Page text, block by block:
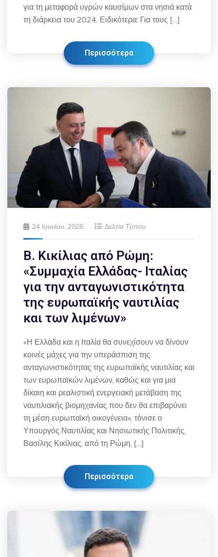
για τη μεταφορά υγρών καυσίμων στα νησιά κατά
τη διάρκεια του 2024. Ειδικότερα: Για τους […]
Περισσότερα
24 Ιουνίου, 2026 Δελτία Τύπου
Β. Κικίλιας από Ρώμη:
«Συμμαχία Ελλάδας- Ιταλίας
για την ανταγωνιστικότητα
της ευρωπαϊκής ναυτιλίας
και των λιμένων»
«Η Ελλάδα και η Ιταλία θα συνεχίσουν να δίνουν
κοινές μάχες για την υπεράσπιση της
ανταγωνιστικότητας της ευρωπαϊκής ναυτιλίας και
των ευρωπαϊκών λιμένων, καθώς και για μια
δίκαιη και ρεαλιστική ενεργειακή μετάβαση της
ναυτιλιακής βιομηχανίας που δεν θα επιβαρύνει
τη μέση ευρωπαϊκή οικογένεια», τόνισε ο
Υπουργός Ναυτιλίας και Νησιωτικής Πολιτικής,
Βασίλης Κικίλιας, από τη Ρώμη, […]
Περισσότερα